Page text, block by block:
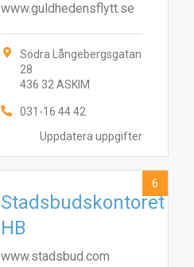
Uppdatera uppgifter
www.guldhedensflytt.se
Södra Långebergsgatan
28
436 32 ASKIM
031-16 44 42
Stadsbudskontoret
HB
www.stadsbud.com
6